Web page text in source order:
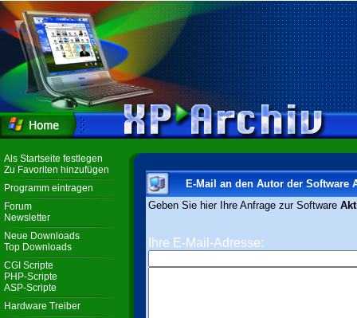
Als Startseite festlegen
Zu Favoriten hinzufügen
Programm eintragen
Forum
Newsletter
Neue Downloads
Top Downloads
CGI Scripte
PHP-Scripte
ASP-Scripte
Hardware Treiber
E-Mail an den Autor der Software
Geben Sie hier Ihre Anfrage zur Software
Ihre E-Mail-Adresse: